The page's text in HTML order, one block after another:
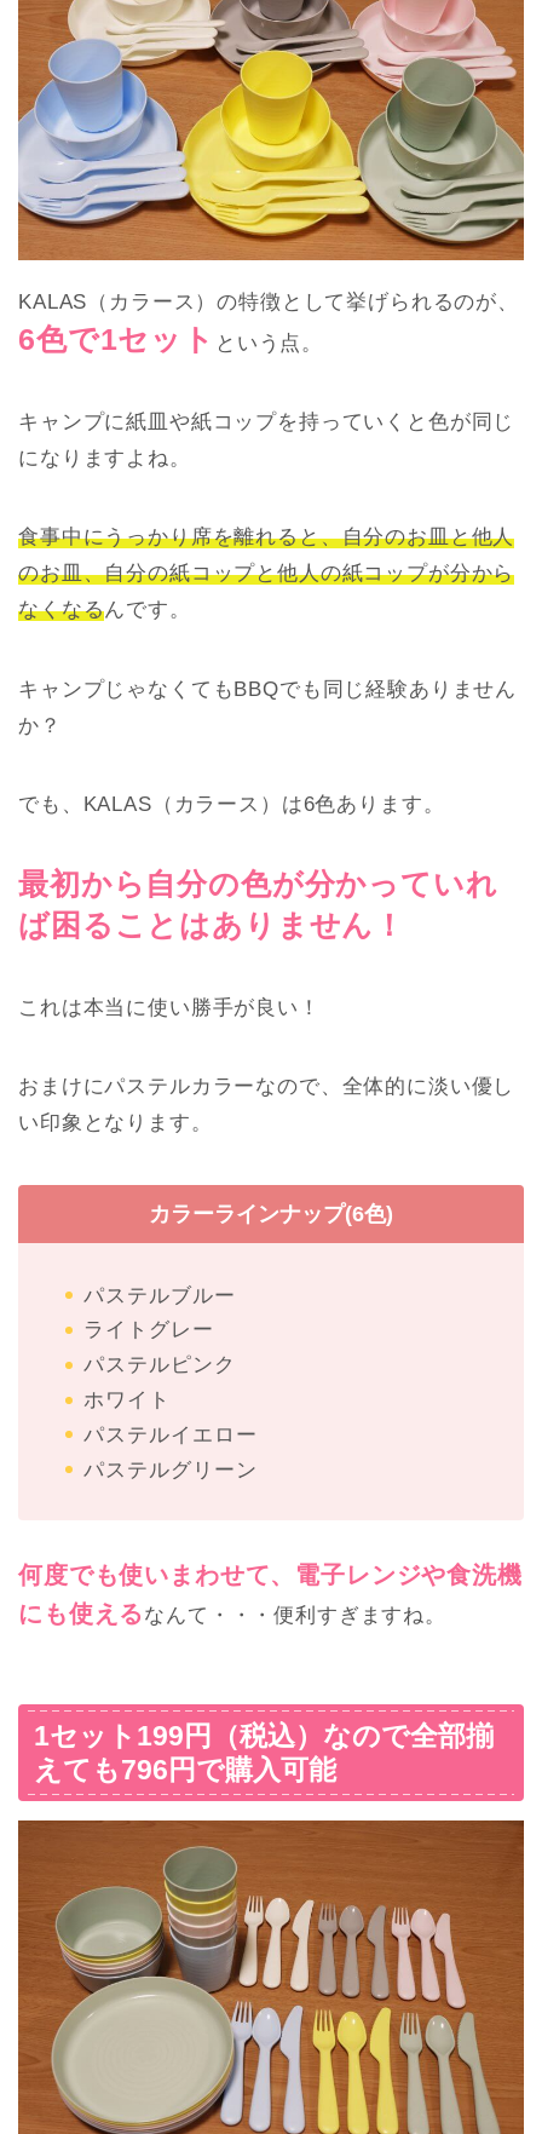
KALAS（カラース）の特徴として挙げられるのが、
6色で1セット という点。
キャンプに紙皿や紙コップを持っていくと色が同じ
になりますよね。
食事中にうっかり席を離れると、自分のお皿と他人
のお皿、自分の紙コップと他人の紙コップが分から
なくなるんです。
キャンプじゃなくてもBBQでも同じ経験ありません
か？
でも、KALAS（カラース）は6色あります。
最初から自分の色が分かっていれ
ば困ることはありません！
これは本当に使い勝手が良い！
おまけにパステルカラーなので、全体的に淡い優し
い印象となります。
カラーラインナップ(6色)
パステルブルー
ライトグレー
パステルピンク
ホワイト
パステルイエロー
パステルグリーン
何度でも使いまわせて、電子レンジや食洗機
にも使える なんて・・・便利すぎますね。
1セット199円（税込）なので全部揃
えても796円で購入可能